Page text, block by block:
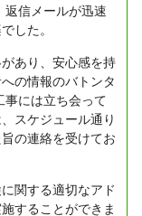
返信メールが迅速
した。
あり、安心感を持
の情報のバトンタ
事には立ち会って
スケジュール通り
の連絡を受けてお
関する適切なアド
することができま